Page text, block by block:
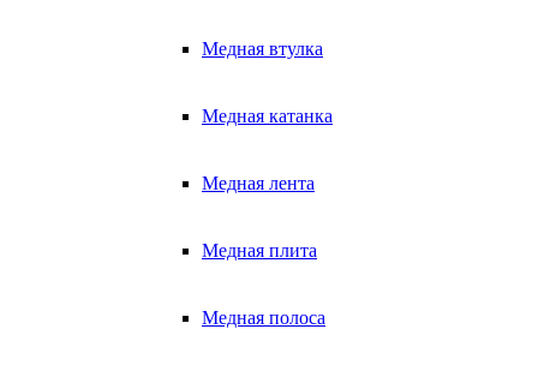
Медная втулка
Медная катанка
Медная лента
Медная плита
Медная полоса